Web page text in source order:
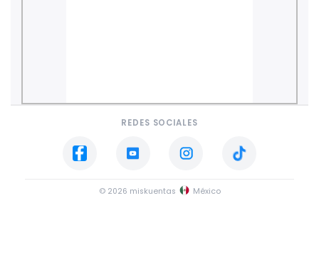
REDES SOCIALES
© 2026 miskuentas México